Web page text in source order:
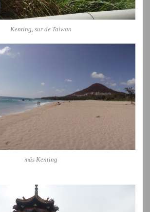
Kenting, sur de Taiwan
más Kenting